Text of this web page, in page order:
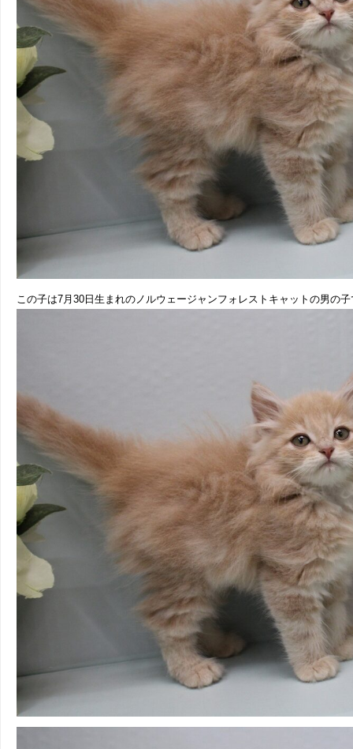
この子は7月30日生まれのノルウェージャンフォレストキャットの男の子